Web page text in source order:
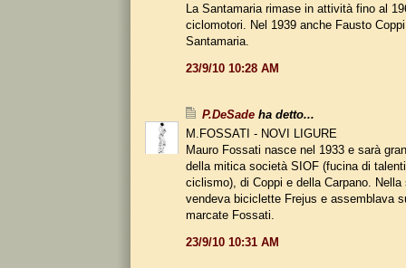
La Santamaria rimase in attività fino al
ciclomotori. Nel 1939 anche Fausto
Santamaria.
23/9/10 10:28 AM
P.DeSade ha detto...
M.FOSSATI - NOVI LIGURE
Mauro Fossati nasce nel 1933 e sarà
della mitica società SIOF (fucina di
ciclismo), di Coppi e della Carpano. Nella
vendeva biciclette Frejus e assemblava
marcate Fossati.
23/9/10 10:31 AM